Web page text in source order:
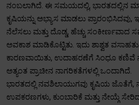
ನಂಬಲಾಗಿದೆ. ಈ ಸಮಯದಲ್ಲಿ, ಭಾರತದಲ್ಲಿನ
ಕೃಷಿಯನ್ನು ಅಭ್ಯಾಸ ಮಾಡಲು ಪ್ರಾರಂಭಿಸಿದವು,
ನೆಲೆಸಲು ಮತ್ತು ದೊಡ್ಡ, ಹೆಚ್ಚು ಸಂಕೀರ್ಣವಾದ
ಅವಕಾಶ ಮಾಡಿಕೊಟ್ಟಿತು. ಇದು ಶಾಶ್ವತ
ಕಾರಣವಾಯಿತು, ಉದಾಹರಣೆಗೆ ಸಿಂಧೂ ಕಣಿವೆ
ಅತ್ಯಂತ ಪ್ರಾಚೀನ ನಾಗರಿಕತೆಗಳಲ್ಲಿ ಒಂದಾಗಿದೆ.
ಭಾರತದಲ್ಲಿ ನವಶಿಲಾಯುಗವು ಕೃಷಿಯ
ಉಪಕರಣಗಳು, ಕುಂಬಾರಿಕೆ ಮತ್ತು ನೇಯ್ಗೆ